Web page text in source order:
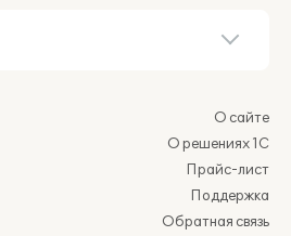
О сайте
О решениях 1С
Прайс-лист
Поддержка
Обратная связь